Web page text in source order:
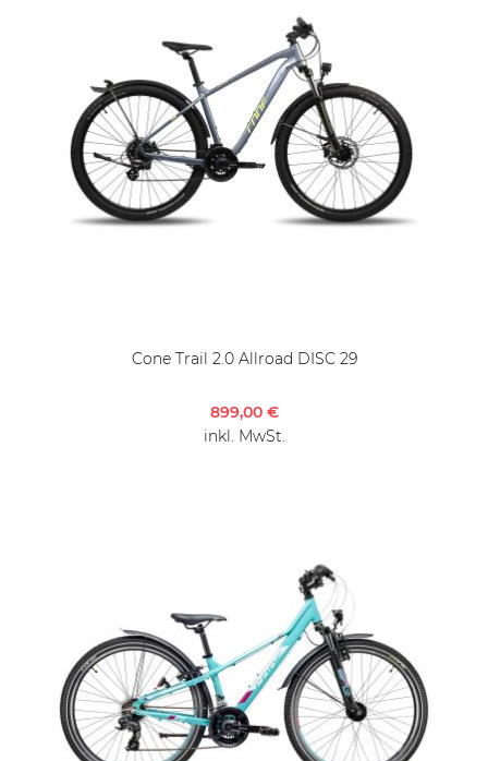
Cone Trail 2.0 Allroad DISC 29
899,00 €
inkl. MwSt.